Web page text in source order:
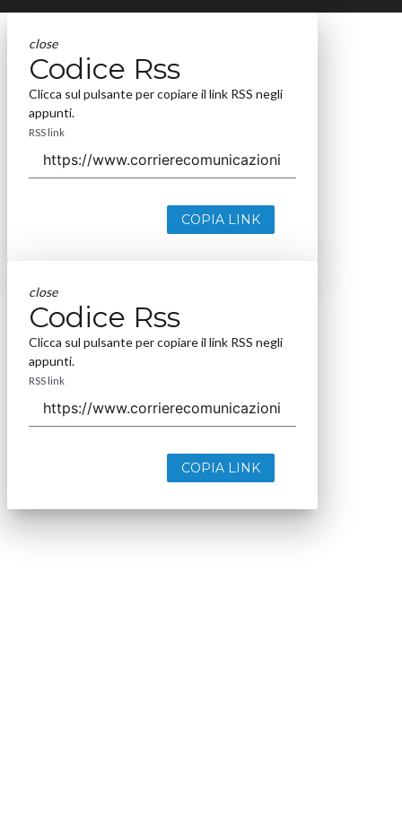
close
Codice Rss
Clicca sul pulsante per copiare il link RSS negli
appunti.
RSS link
COPIA LINK
close
Codice Rss
Clicca sul pulsante per copiare il link RSS negli
appunti.
RSS link
COPIA LINK